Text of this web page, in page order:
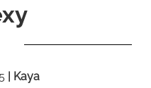
| Kaya